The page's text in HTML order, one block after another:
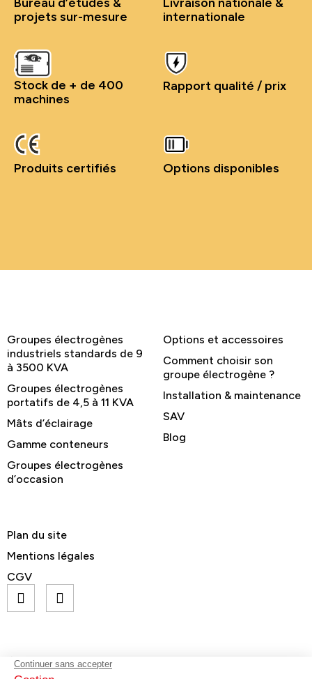
projets sur-mesure
internationale
Stock de + de 400
machines
Rapport qualité / prix
Produits certifiés Options disponibles
Groupes électrogènes
industriels standards de 9
à 3500 KVA
Groupes électrogènes
portatifs de 4,5 à 11 KVA
Mâts d’éclairage
Gamme conteneurs
Groupes électrogènes
d’occasion
Options et accessoires
Comment choisir son
groupe électrogène ?
Installation & maintenance
SAV
Blog
Plan du site
Mentions légales
CGV
© GELEC Energy - Tous droits réservés